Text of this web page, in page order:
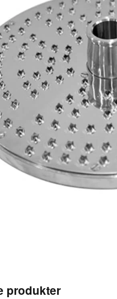
produkter